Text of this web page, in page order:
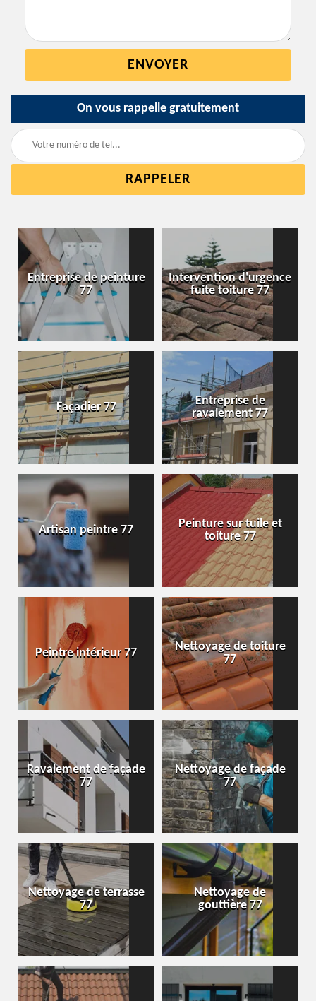
On vous rappelle gratuitement
Entreprise de peinture
77
Intervention d'urgence
fuite toiture 77
Façadier 77
Entreprise de
ravalement 77
Artisan peintre 77
Peinture sur tuile et
toiture 77
Peintre intérieur 77
Nettoyage de toiture
77
Ravalement de façade
77
Nettoyage de façade
77
Nettoyage de terrasse
77
Nettoyage de
gouttière 77